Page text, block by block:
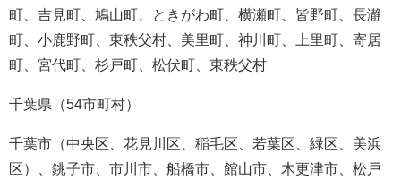
町、吉見町、鳩山町、ときがわ町、横瀬町、皆野町、長瀞
町、小鹿野町、東秩父村、美里町、神川町、上里町、寄居
町、宮代町、杉戸町、松伏町、東秩父村
千葉県（54市町村）
千葉市（中央区、花見川区、稲毛区、若葉区、緑区、美浜
区）、銚子市、市川市、船橋市、館山市、木更津市、松戸